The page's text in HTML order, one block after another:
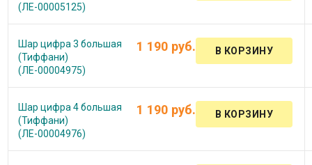
(ЛЕ-00005125)
Шар цифра 3 большая
(Тиффани)
(ЛЕ-00004975)
1 190 руб.
Шар цифра 4 большая
(Тиффани)
(ЛЕ-00004976)
1 190 руб.